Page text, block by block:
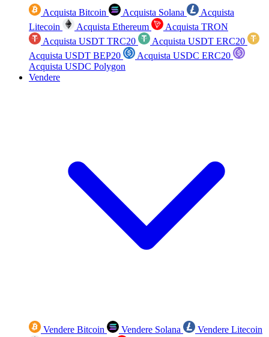
Acquista Bitcoin Acquista Solana
Acquista
Litecoin
Acquista Ethereum
Acquista TRON
Acquista USDT TRC20
Acquista USDT ERC20
Acquista USDT BEP20
Acquista USDC ERC20
Acquista USDC Polygon
Vendere
Vendere Bitcoin Vendere Solana
Vendere Litecoin